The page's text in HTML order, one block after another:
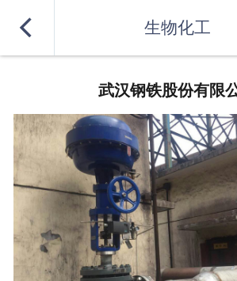
 生物化工
武汉钢铁股份有限